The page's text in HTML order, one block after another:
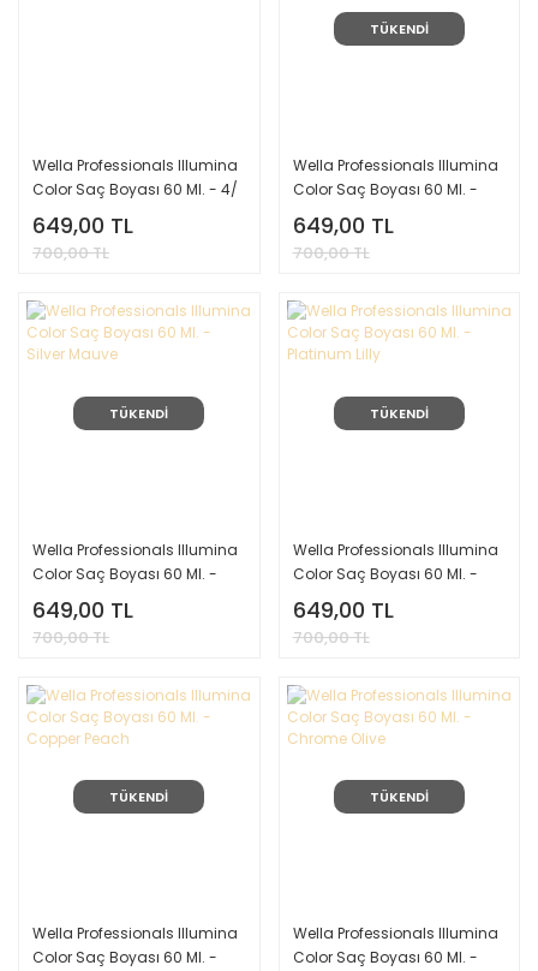
Wella Professionals Illumina
Color Saç Boyası 60 Ml. - 4/
649,00 TL
700,00 TL
TÜKENDİ
Wella Professionals Illumina
Color Saç Boyası 60 Ml. -
Titanium Rose
649,00 TL
700,00 TL
TÜKENDİ
Wella Professionals Illumina
Color Saç Boyası 60 Ml. -
Silver Mauve
649,00 TL
700,00 TL
TÜKENDİ
Wella Professionals Illumina
Color Saç Boyası 60 Ml. -
Platinum Lilly
649,00 TL
700,00 TL
TÜKENDİ
Wella Professionals Illumina
Color Saç Boyası 60 Ml. -
TÜKENDİ
Wella Professionals Illumina
Color Saç Boyası 60 Ml. -